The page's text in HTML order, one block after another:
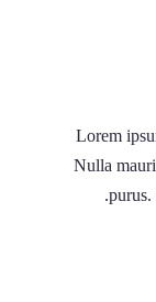
Lorem
Nulla
purus.